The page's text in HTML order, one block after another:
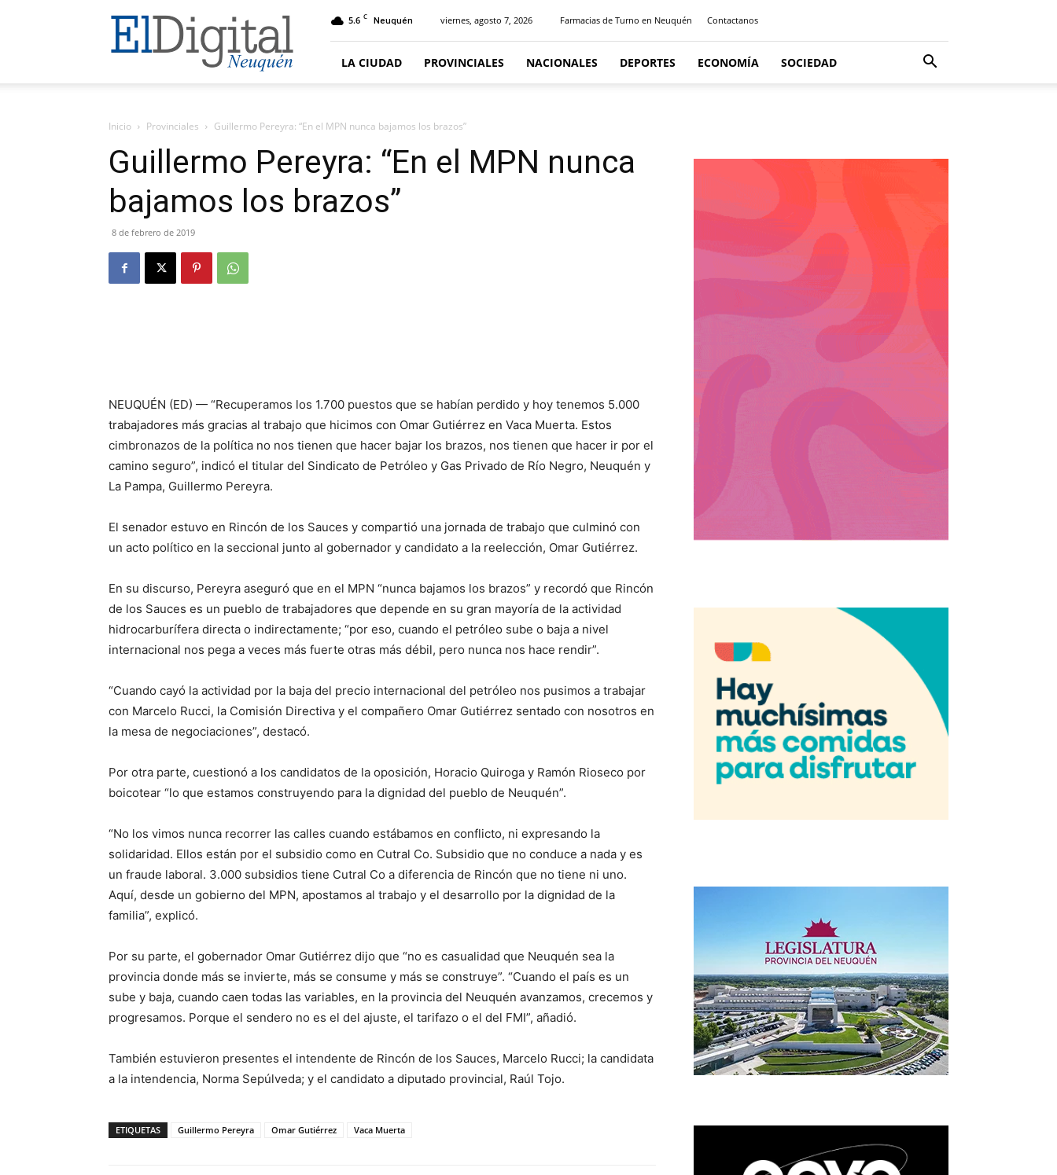
El
Digital
Neuquen
5.6 C Neuquén viernes, agosto 7, 2026 Farmacias de Turno en Neuquén Contactanos
LA CIUDAD PROVINCIALES NACIONALES DEPORTES ECONOMÍA SOCIEDAD
Inicio Provinciales Guillermo Pereyra: “En el MPN nunca bajamos los brazos”
Guillermo Pereyra: “En el MPN nunca
bajamos los brazos”
8 de febrero de 2019
NEUQUÉN (ED) — “Recuperamos los 1.700 puestos que se habían perdido y hoy tenemos 5.000
trabajadores más gracias al trabajo que hicimos con Omar Gutiérrez en Vaca Muerta. Estos
cimbronazos de la política no nos tienen que hacer bajar los brazos, nos tienen que hacer ir por el
camino seguro”, indicó el titular del Sindicato de Petróleo y Gas Privado de Río Negro, Neuquén y
La Pampa, Guillermo Pereyra.
El senador estuvo en Rincón de los Sauces y compartió una jornada de trabajo que culminó con
un acto político en la seccional junto al gobernador y candidato a la reelección, Omar Gutiérrez.
En su discurso, Pereyra aseguró que en el MPN “nunca bajamos los brazos” y recordó que Rincón
de los Sauces es un pueblo de trabajadores que depende en su gran mayoría de la actividad
hidrocarburífera directa o indirectamente; “por eso, cuando el petróleo sube o baja a nivel
internacional nos pega a veces más fuerte otras más débil, pero nunca nos hace rendir”.
“Cuando cayó la actividad por la baja del precio internacional del petróleo nos pusimos a trabajar
con Marcelo Rucci, la Comisión Directiva y el compañero Omar Gutiérrez sentado con nosotros en
la mesa de negociaciones”, destacó.
Por otra parte, cuestionó a los candidatos de la oposición, Horacio Quiroga y Ramón Rioseco por
boicotear “lo que estamos construyendo para la dignidad del pueblo de Neuquén”.
“No los vimos nunca recorrer las calles cuando estábamos en conflicto, ni expresando la
solidaridad. Ellos están por el subsidio como en Cutral Co. Subsidio que no conduce a nada y es
un fraude laboral. 3.000 subsidios tiene Cutral Co a diferencia de Rincón que no tiene ni uno.
Aquí, desde un gobierno del MPN, apostamos al trabajo y el desarrollo por la dignidad de la
familia”, explicó.
Por su parte, el gobernador Omar Gutiérrez dijo que “no es casualidad que Neuquén sea la
provincia donde más se invierte, más se consume y más se construye”. “Cuando el país es un
sube y baja, cuando caen todas las variables, en la provincia del Neuquén avanzamos, crecemos y
progresamos. Porque el sendero no es el del ajuste, el tarifazo o el del FMI”, añadió.
También estuvieron presentes el intendente de Rincón de los Sauces, Marcelo Rucci; la candidata
a la intendencia, Norma Sepúlveda; y el candidato a diputado provincial, Raúl Tojo.
ETIQUETAS Guillermo Pereyra Omar Gutiérrez Vaca Muerta